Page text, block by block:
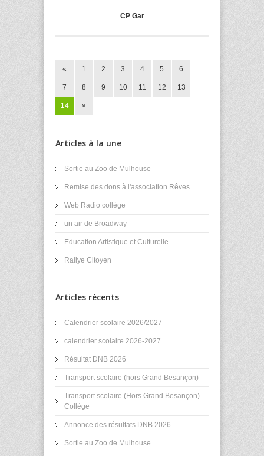
CP Gar
« 1 2 3 4 5 6
7 8 9 10 11 12 13
14 »
Articles à la une
Sortie au Zoo de Mulhouse
Remise des dons à l'association Rêves
Web Radio collège
un air de Broadway
Education Artistique et Culturelle
Rallye Citoyen
Articles récents
Calendrier scolaire 2026/2027
calendrier scolaire 2026-2027
Résultat DNB 2026
Transport scolaire (hors Grand Besançon)
Transport scolaire (Hors Grand Besançon) -
Collège
Annonce des résultats DNB 2026
Sortie au Zoo de Mulhouse